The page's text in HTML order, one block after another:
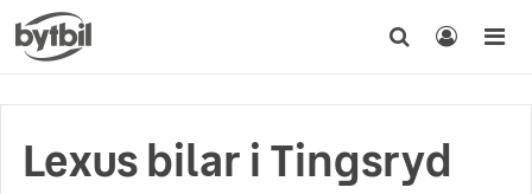
Lexus bilar i Tingsryd